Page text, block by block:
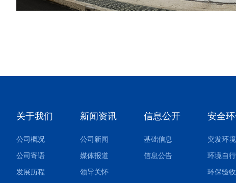
关于我们
公司概况
公司寄语
发展历程
新闻资讯
公司新闻
媒体报道
领导关怀
信息公开
基础信息
信息公告
安全
环境自
环保验